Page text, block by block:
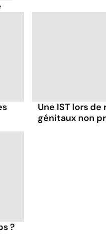
Une IST lors
génitaux non
?